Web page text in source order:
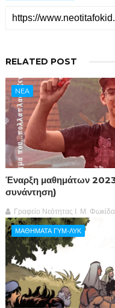
RELATED POST
NEA
Έναρξη μαθημάτων
συνάντηση)
Γραφείο Νεότητας Ι. Μ.
ΜΑΘΗΜΑΤΑ ΓΥΜ-ΛΥΚ